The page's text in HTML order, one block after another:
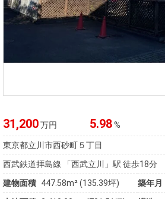
31,200万円 5.98%
東京都立川市西砂町５丁目
西武鉄道拝島線 「西武立川」駅 徒歩18分
建物面積 447.58m² (135.39坪) 築年月